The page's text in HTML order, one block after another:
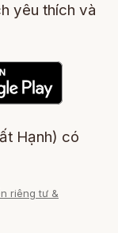
yêu thích và
Hạnh) có
riêng tư &